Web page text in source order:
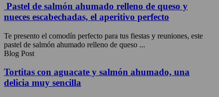
Pastel de salmón ahumado relleno de queso y
nueces escabechadas, el aperitivo perfecto
Te presento el comodín perfecto para tus fiestas y reuniones, este
pastel de salmón ahumado relleno de queso ...
Blog Post
Tortitas con aguacate y salmón ahumado, una
delicia muy sencilla